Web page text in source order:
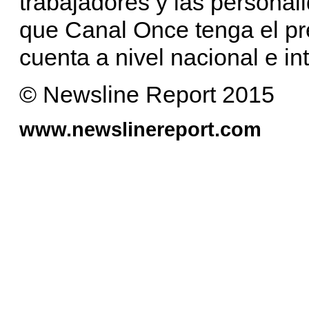
que Canal Once tenga el
cuenta a nivel nacional e
© Newsline Report 2015
www.newslinereport.com